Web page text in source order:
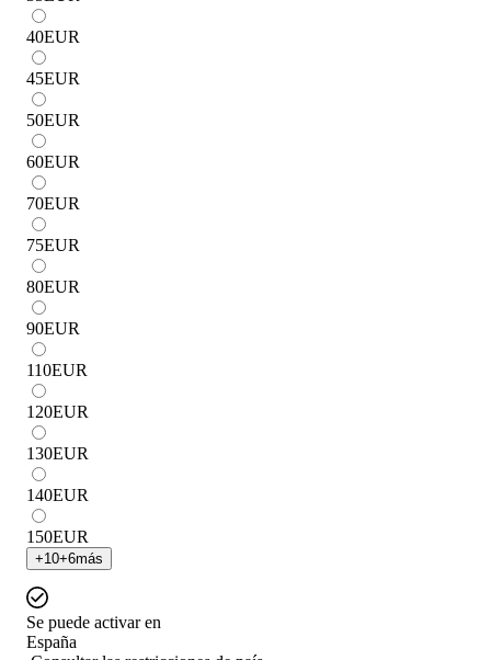
40EUR
45EUR
50EUR
60EUR
70EUR
75EUR
80EUR
90EUR
110EUR
120EUR
130EUR
140EUR
150EUR
+10+6más
Se puede activar en
España